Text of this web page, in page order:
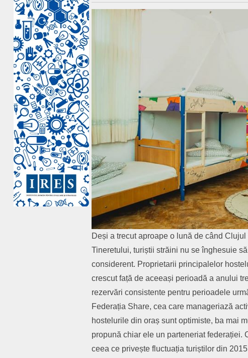
Deși a trecut aproape o lună de când
Tineretului, turiștii străini nu se înghesuie
considerent. Proprietarii principalelor
crescut față de aceeași perioadă a anului
rezervări consistente pentru perioadele
Federația Share, cea care manageriază
hostelurile din oraș sunt optimiste, ba mai
propună chiar ele un parteneriat federației.
ceea ce privește fluctuația turiștilor din